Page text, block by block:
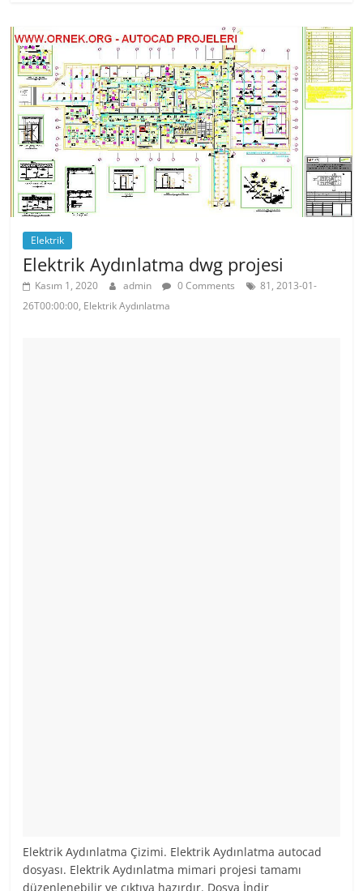
b
o
o
k
st A
p
p
Elektrik
Elektrik Aydınlatma dwg projesi
Kasım 1, 2020 admin 0 Comments
81, 2013-01-
26T00:00:00, Elektrik Aydınlatma
Elektrik Aydınlatma Çizimi. Elektrik Aydınlatma autocad
dosyası. Elektrik Aydınlatma mimari projesi tamamı
düzenlenebilir ve çıktıya hazırdır. Dosya İndir